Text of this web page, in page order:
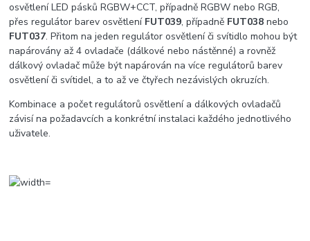
osvětlení LED pásků RGBW+CCT, případně RGBW nebo RGB,
přes regulátor barev osvětlení FUT039, případně FUT038nebo
FUT037. Přitom na jeden regulátor osvětlení či svítidlo mohou být
napárovány až 4 ovladače (dálkové nebo nástěnné) a rovněž
dálkový ovladač může být napárován na více regulátorů barev
osvětlení či svítidel, a to až ve čtyřech nezávislých okruzích.
Kombinace a počet regulátorů osvětlení a dálkových ovladačů
závisí na požadavcích a konkrétní instalaci každého jednotlivého
uživatele.